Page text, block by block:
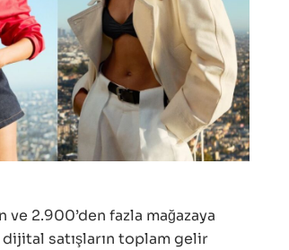
2.900’den fazla mağazaya
satışların toplam gelir